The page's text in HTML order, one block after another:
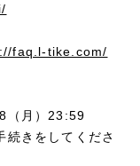
faq.l-tike.com/
（月）23:59
続きをしてくださ